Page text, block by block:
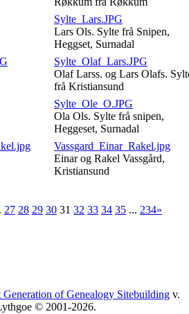
Sylte_Lars.JPG
Lars Ols. Sylte frå Snipen,
Heggset, Surnadal
Sylte_Olaf_Lars.JPG
Olaf Larss. og Lars Olafs.
frå Kristiansund
Sylte_Ole_O.JPG
Ola Ols. Sylte frå snipen,
Heggeset, Surnadal
Vassgard_Einar_Rakel.jpg
Einar og Rakel Vassgård,
Kristiansund
27 28 29 30 31 32 33 34 35 ... 234»
of Genealogy Sitebuilding v.
© 2001-2026.